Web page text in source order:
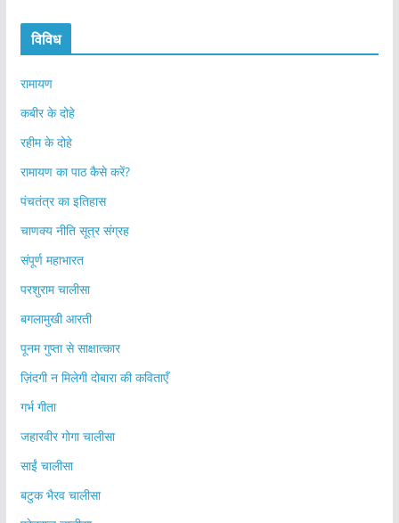
विविध
रामायण
कबीर के दोहे
रहीम के दोहे
रामायण का पाठ कैसे करें?
पंचतंत्र का इतिहास
चाणक्य नीति सूत्र संग्रह
संपूर्ण महाभारत
परशुराम चालीसा
बगलामुखी आरती
पूनम गुप्ता से साक्षात्कार
ज़िंदगी न मिलेगी दोबारा की कविताएँ
गर्भ गीता
जहारवीर गोगा चालीसा
साईं चालीसा
बटुक भैरव चालीसा